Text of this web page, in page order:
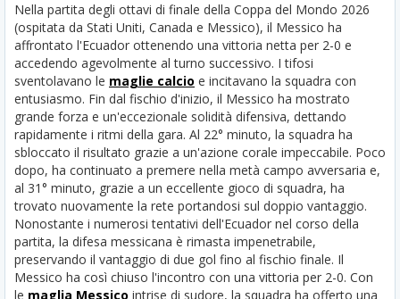
Nella partita degli ottavi di finale della Coppa del Mondo 2026
(ospitata da Stati Uniti, Canada e Messico), il Messico ha
affrontato l'Ecuador ottenendo una vittoria netta per 2-0 e
accedendo agevolmente al turno successivo. I tifosi
sventolavano le maglie calcio e incitavano la squadra con
entusiasmo. Fin dal fischio d'inizio, il Messico ha mostrato
grande forza e un'eccezionale solidità difensiva, dettando
rapidamente i ritmi della gara. Al 22° minuto, la squadra ha
sbloccato il risultato grazie a un'azione corale impeccabile. Poco
dopo, ha continuato a premere nella metà campo avversaria e,
al 31° minuto, grazie a un eccellente gioco di squadra, ha
trovato nuovamente la rete portandosi sul doppio vantaggio.
Nonostante i numerosi tentativi dell'Ecuador nel corso della
partita, la difesa messicana è rimasta impenetrabile,
preservando il vantaggio di due gol fino al fischio finale. Il
Messico ha così chiuso l'incontro con una vittoria per 2-0. Con
le maglia Messico intrise di sudore, la squadra ha offerto una